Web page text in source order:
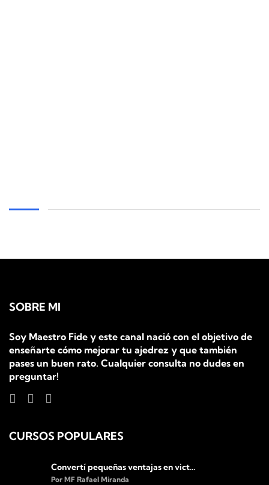
SOBRE MI
Soy Maestro Fide y este canal nació con el objetivo de
enseñarte cómo mejorar tu ajedrez y que también
pases un buen rato. Cualquier consulta no dudes en
preguntar!
CURSOS POPULARES
Convertí pequeñas ventajas en vict...
Por MF Rafael Miranda